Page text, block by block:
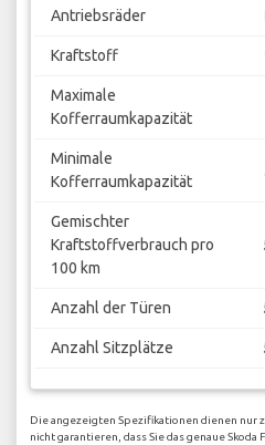
Antriebsräder
Kraftstoff
Maximale
Kofferraumkapazität
Minimale
Kofferraumkapazität
Gemischter
Kraftstoffverbrauch pro
100 km
Anzahl der Türen
Anzahl Sitzplätze
Die angezeigten Spezifikationen dienen nur
nicht garantieren, dass Sie das genaue